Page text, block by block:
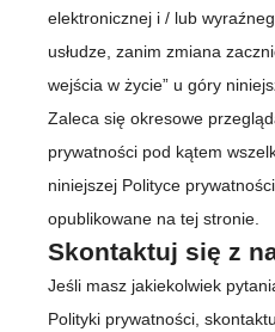
elektronicznej i / lub
usłudze, zanim zmiana
wejścia w życie” u góry
Zaleca się okresowe
prywatności pod kątem
niniejszej Polityce
opublikowane na tej stronie.
Skontaktuj się z
Jeśli masz jakiekolwiek
Polityki prywatności,